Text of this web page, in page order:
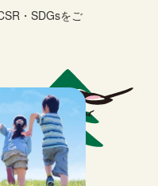
・SDGsをご